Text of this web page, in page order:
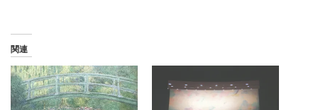
関連